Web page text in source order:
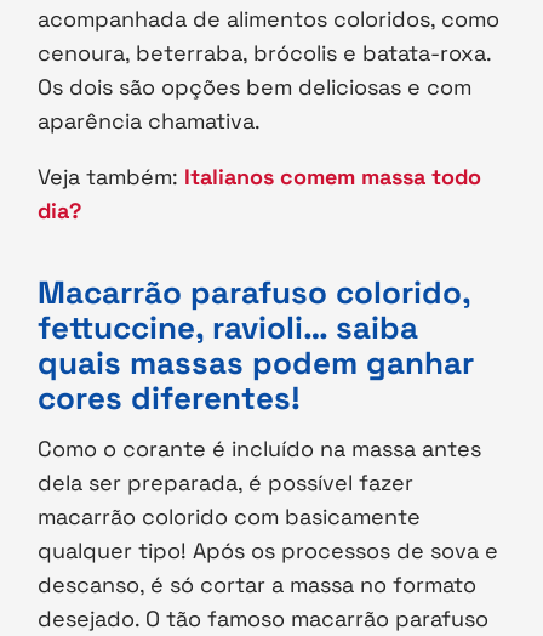
acompanhada de alimentos coloridos, como
cenoura, beterraba, brócolis e batata-roxa.
Os dois são opções bem deliciosas e com
aparência chamativa.
Veja também: Italianos comem massa todo
dia?
Macarrão parafuso colorido,
fettuccine, ravioli… saiba
quais massas podem ganhar
cores diferentes!
Como o corante é incluído na massa antes
dela ser preparada, é possível fazer
macarrão colorido com basicamente
qualquer tipo! Após os processos de sova e
descanso, é só cortar a massa no formato
desejado. O tão famoso macarrão parafuso